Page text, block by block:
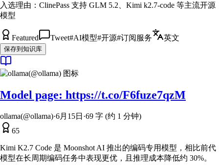
入选理由： ClinePass 支持 GLM 5.2、Kimi k2.7-code 等主流开源
模型
Featured Tweet#AI模型#开源#订阅服务 英文
保存到知识库
Model page: https://t.co/F6fuze7qzM
ollama(@ollama)·6月15日 ·69 字 (约 1 分钟)
65
Kimi K2.7 Code 是 Moonshot AI 推出的编码专用模型，相比前代
模型在长周期编码任务中表现更优，且推理成本降低约 30%。